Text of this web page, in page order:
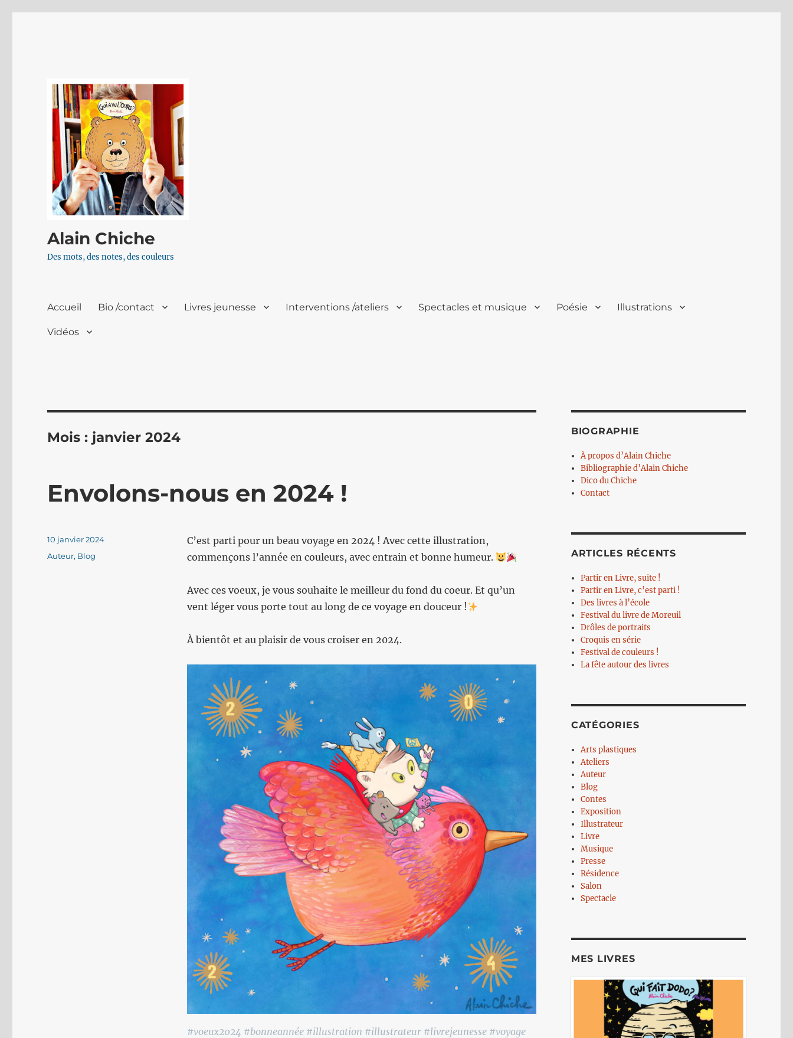
Alain Chiche
Des mots, des notes, des couleurs
Accueil Bio /contact Livres jeunesse Interventions /ateliers Spectacles et musique Poésie Illustrations
Vidéos
Mois : janvier 2024
Envolons-nous en 2024 !
C’est parti pour un beau voyage en 2024 ! Avec cette illustration,
commençons l’année en couleurs, avec entrain et bonne humeur.
Avec ces voeux, je vous souhaite le meilleur du fond du coeur. Et qu’un
vent léger vous porte tout au long de ce voyage en douceur !
À bientôt et au plaisir de vous croiser en 2024.
#voeux2024 #bonneannée #illustration #illustrateur #livrejeunesse #voyage
Publié
10 janvier 2024
Catégories
Auteur, Blog
BIOGRAPHIE
À propos d’Alain Chiche
Bibliographie d’Alain Chiche
Dico du Chiche
Contact
ARTICLES RÉCENTS
Partir en Livre, suite !
Partir en Livre, c’est parti !
Des livres à l’école
Festival du livre de Moreuil
Drôles de portraits
Croquis en série
Festival de couleurs !
La fête autour des livres
CATÉGORIES
Arts plastiques
Ateliers
Auteur
Blog
Contes
Exposition
Illustrateur
Livre
Musique
Presse
Résidence
Salon
Spectacle
MES LIVRES